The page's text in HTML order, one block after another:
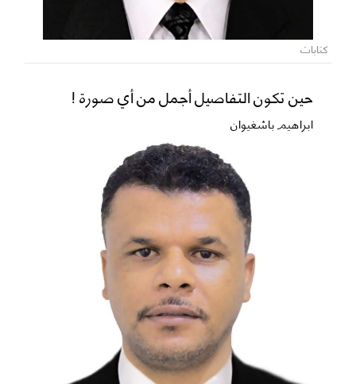
كتابات
حين تكون التفاصيل أجمل من أي صورة !
ابراهيم باشغيوان